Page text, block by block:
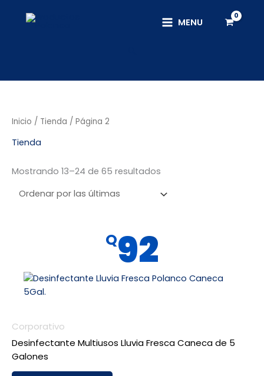
MENU
Inicio / Tienda / Página 2
Tienda
Mostrando 13–24 de 65 resultados
Corporativo
Desinfectante Multiusos Lluvia Fresca Caneca de 5
Galones
Q92